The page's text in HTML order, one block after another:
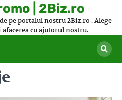
| 2Biz.ro
pe portalul nostru 2Biz.ro . Alege
cu ajutorul nostru.